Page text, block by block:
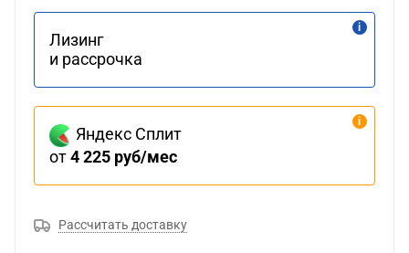
Лизинг
и рассрочка
Яндекс Сплит
от4 225 руб/мес
Рассчитать доставку